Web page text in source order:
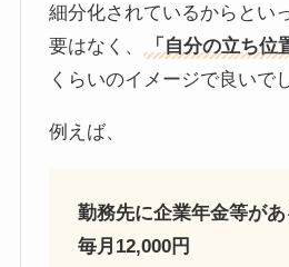
細分化されているからとい
要はなく、
「自分の立ち位
くらいのイメージで良いで
例えば、
勤務先に企業年金等が
毎月12,000円